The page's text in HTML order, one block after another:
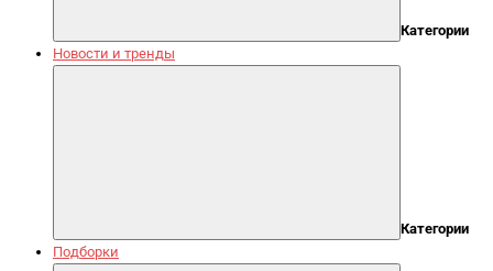
Категории
Новости и тренды
Категории
Подборки